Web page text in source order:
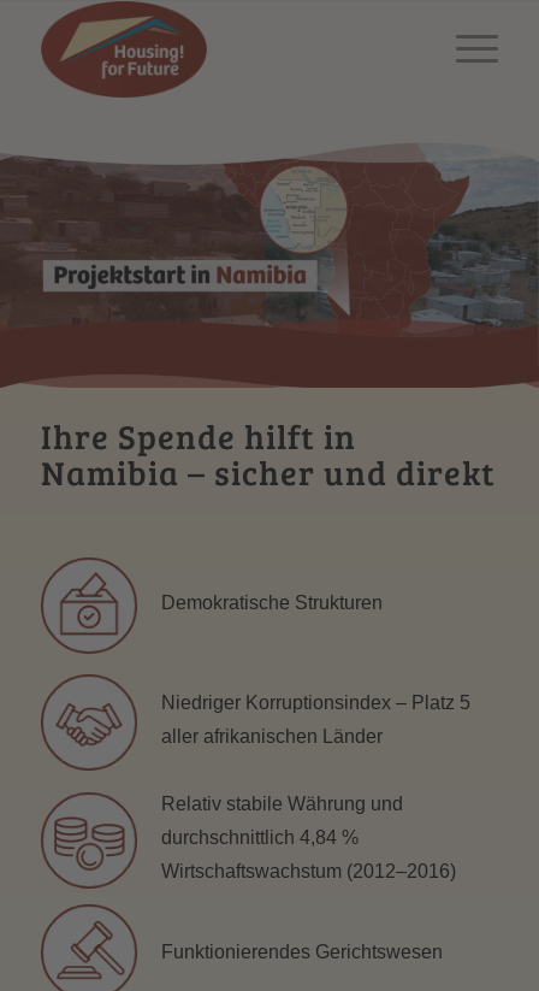
Ihre Spende hilft in
Namibia – sicher und direkt
Demokratische Strukturen
Niedriger Korruptionsindex – Platz 5
aller afrikanischen Länder
Relativ stabile Währung und
durchschnittlich 4,84 %
Wirtschaftswachstum (2012–2016)
Funktionierendes Gerichtswesen